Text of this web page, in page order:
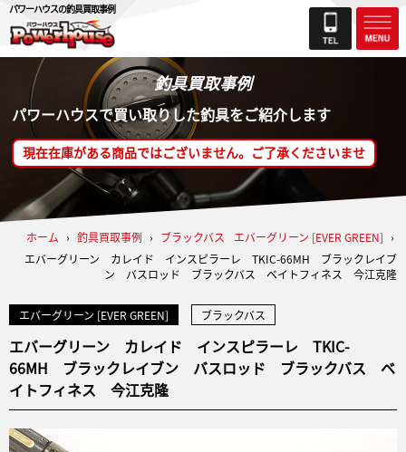
パワーハウスの釣具買取事例
釣具買取事例
パワーハウスで買い取りした釣具をご紹介します
現在在庫がある商品ではございません。ご了承くださいませ
ホーム › 釣具買取事例 › ブラックバス エバーグリーン [EVER GREEN] ›
エバーグリーン カレイド インスピラーレ TKIC-66MH ブラックレイブ
ン バスロッド ブラックバス ベイトフィネス 今江克隆
エバーグリーン [EVER GREEN] ブラックバス
エバーグリーン カレイド インスピラーレ TKIC-
66MH ブラックレイブン バスロッド ブラックバス ベ
イトフィネス 今江克隆